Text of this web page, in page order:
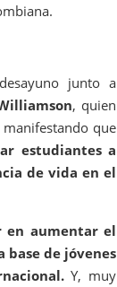
junto a
, quien
que
estudiantes a
de vida en el
en aumentar el
base de jóvenes
Y, muy